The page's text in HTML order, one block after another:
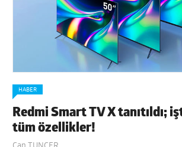
HABER
Redmi Smart TV X tanıtıldı;
tüm özellikler!